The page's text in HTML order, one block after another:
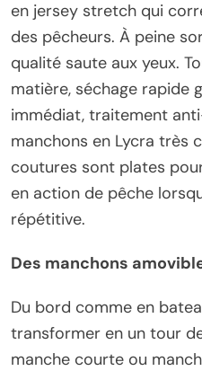
en jersey stretch qui
des pêcheurs. À peine
qualité saute aux yeux.
matière, séchage rapide
immédiat, traitement
manchons en Lycra très
coutures sont plates
en action de pêche
répétitive.
Des manchons
Du bord comme en
transformer en un tour
manche courte ou